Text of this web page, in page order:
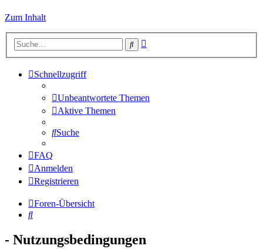
Zum Inhalt
Suche
Schnellzugriff
Unbeantwortete Themen
Aktive Themen
Suche
FAQ
Anmelden
Registrieren
Foren-Übersicht
Suche
- Nutzungsbedingungen